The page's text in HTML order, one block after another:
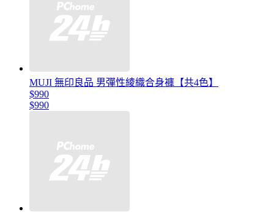
MUJI 無印良品 男彈性綾織合身褲【共4色】
$990
$990